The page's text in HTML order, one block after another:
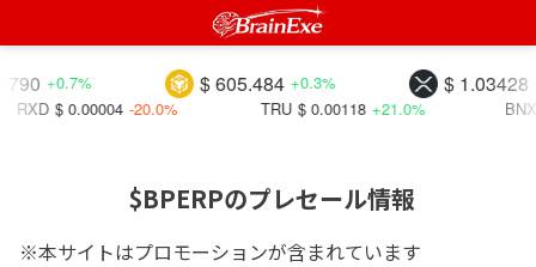
$ 1.03428 -0.1%
$ 605.484 +0.3%
$ 31.8984
$ 0.00118 +21.0%
-20.0%
$BPERPのプレセール情報
※本サイトはプロモーションが含まれています